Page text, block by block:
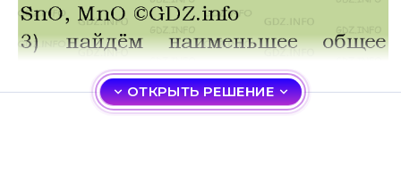
ОТКРЫТЬ РЕШЕНИЕ